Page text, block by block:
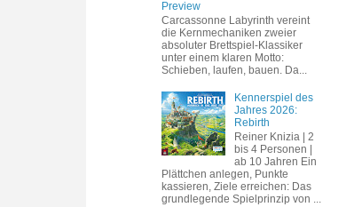
Preview
Carcassonne Labyrinth vereint
die Kernmechaniken zweier
absoluter Brettspiel-Klassiker
unter einem klaren Motto:
Schieben, laufen, bauen. Da...
Kennerspiel des
Jahres 2026:
Rebirth
Reiner Knizia | 2
bis 4 Personen |
ab 10 Jahren Ein
Plättchen anlegen, Punkte
kassieren, Ziele erreichen: Das
grundlegende Spielprinzip von ...